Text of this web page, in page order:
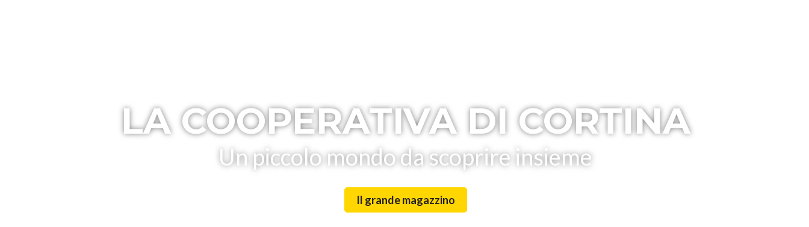
LA COOPERATIVA DI CORTINA
Un piccolo mondo da scoprire insieme
Il grande magazzino